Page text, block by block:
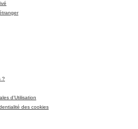
?
d’Utilisation
des cookies